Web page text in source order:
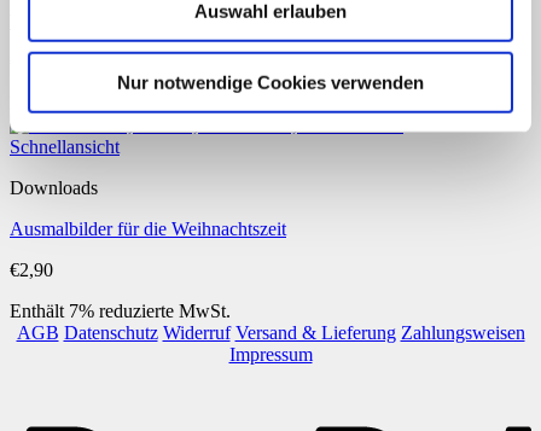
Auswahl erlauben
Nur notwendige Cookies verwenden
Weihnachtsmann zeichnen in 8 Schritten
1,90
Preisspanne:
€1,90
Schnellansicht
Downloads
Ausmalbilder für die Weihnachtszeit
€2,90
Enthält 7% reduzierte MwSt.
AGB Datenschutz Widerruf Versand & Lieferung Zahlungsweisen
Impressum